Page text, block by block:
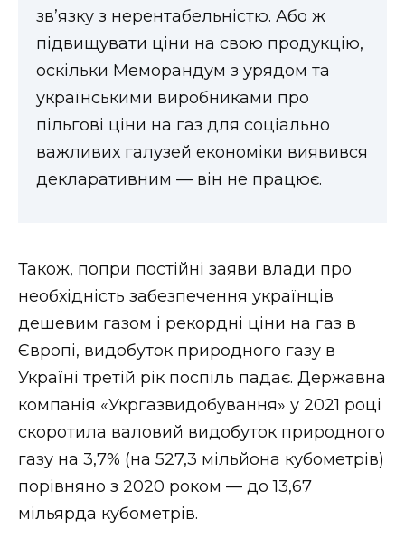
зв’язку з нерентабельністю. Або ж
підвищувати ціни на свою продукцію,
оскільки Меморандум з урядом та
українськими виробниками про
пільгові ціни на газ для соціально
важливих галузей економіки виявився
декларативним — він не працює.
Також, попри постійні заяви влади про
необхідність забезпечення українців
дешевим газом і рекордні ціни на газ в
Європі, видобуток природного газу в
Україні третій рік поспіль падає. Державна
компанія «Укргазвидобування» у 2021 році
скоротила валовий видобуток природного
газу на 3,7% (на 527,3 мільйона кубометрів)
порівняно з 2020 роком — до 13,67
мільярда кубометрів.